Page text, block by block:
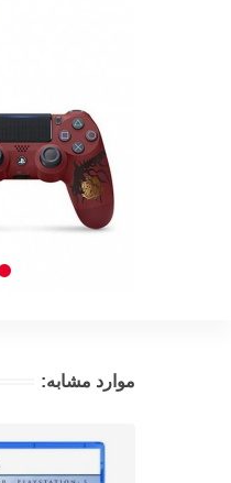
موارد مشابه: